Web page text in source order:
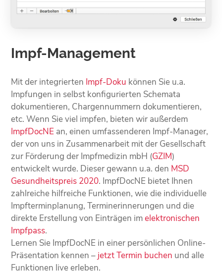
Impf-Management
Mit der integrierten Impf-Doku können Sie u.a.
Impfungen in selbst konfigurierten Schemata
dokumentieren, Chargennummern dokumentieren,
etc. Wenn Sie viel impfen, bieten wir außerdem
ImpfDocNE an, einen umfassenderen Impf-Manager,
der von uns in Zusammenarbeit mit der Gesellschaft
zur Förderung der Impfmedizin mbH (GZIM)
entwickelt wurde. Dieser gewann u.a. den MSD
Gesundheitspreis 2020. ImpfDocNE bietet Ihnen
zahlreiche hilfreiche Funktionen, wie die individuelle
Impfterminplanung, Terminerinnerungen und die
direkte Erstellung von Einträgen imelektronischen
Impfpass.
Lernen Sie ImpfDocNE in einer persönlichen Online-
Präsentation kennen – jetzt Termin buchen und alle
Funktionen live erleben.